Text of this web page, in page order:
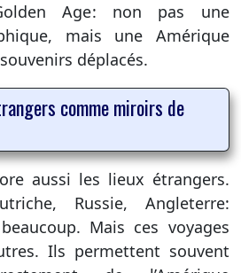
Age: non pas une
mais une Amérique
déplacés.
comme miroirs de
aussi les lieux étrangers.
Russie, Angleterre:
Mais ces voyages
Ils permettent souvent